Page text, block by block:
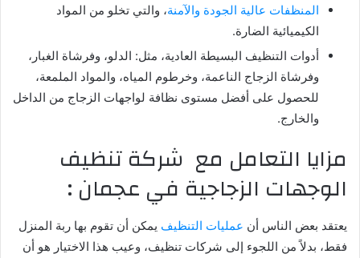
المنظفات عالية الجودة والآمنة، والتي تخلو من المواد
الكيميائية الضارة.
أدوات التنظيف البسيطة العادية، مثل: الدلو، وفرشاة الغبار،
وفرشاة الزجاج الناعمة، وخرطوم المياه، والمواد الملمعة،
للحصول على أفضل مستوى نظافة لواجهات الزجاج من الداخل
والخارج.
مزايا التعامل مع شركة تنظيف
الوجهات الزجاجية في عجمان :
يعتقد بعض الناس أن عمليات التنظيف يمكن أن تقوم بها ربة المنزل
فقط، بدلاً من اللجوء إلى شركات تنظيف، وعيب هذا الاختيار هو أن